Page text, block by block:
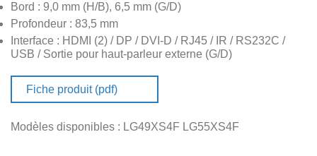
Bord : 9,0 mm (H/B), 6,5 mm (G/D)
Profondeur : 83,5 mm
Interface : HDMI (2) / DP / DVI-D / RJ45 / IR / RS232C /
USB / Sortie pour haut-parleur externe (G/D)
Fiche produit (pdf)
Modèles disponibles : LG49XS4F LG55XS4F